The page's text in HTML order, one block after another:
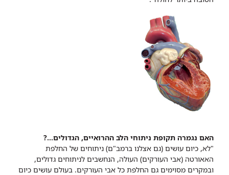
האם נגמרה תקופת ניתוחי הלב ההרואיים, הגדולים...?
"לא, כיום עושים (גם אצלנו ברמב"ם) ניתוחים של החלפת
האאורטה (אבי העורקים) העולה, הנחשבים לניתוחים גדולים,
ובמקרים מסוימים גם החלפת כל אבי העורקים. בעולם עושים כיום